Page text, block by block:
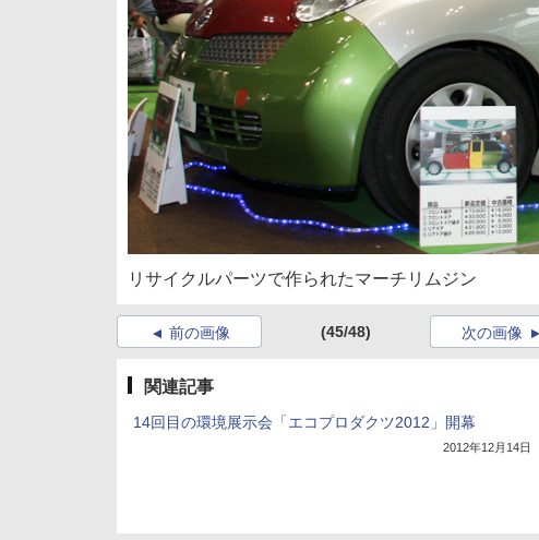
リサイクルパーツで作られたマーチリムジン
前の画像 (45/48) 次の画像
関連記事
14回目の環境展示会「エコプロダクツ2012」開幕
2012年12月14日